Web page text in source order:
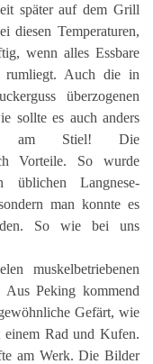
später auf dem Grill
diesen Temperaturen,
wenn alles Essbare
rumliegt. Auch die in
überzogenen
sollte es auch anders
am Stiel! Die
Vorteile. So wurde
Langnese-
man konnte es
So wie bei uns
muskelbetriebenen
Aus Peking kommend
Gefärt, wie
Rad und Kufen.
am Werk. Die Bilder